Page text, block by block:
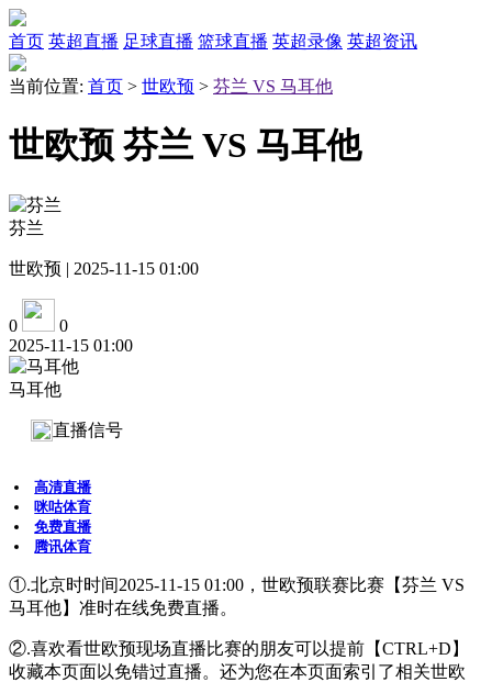
首页 英超直播 足球直播 篮球直播 英超录像 英超资讯
当前位置: 首页 > 世欧预 > 芬兰 VS 马耳他
世欧预 芬兰 VS 马耳他
芬兰
世欧预 | 2025-11-15 01:00
0
0
2025-11-15 01:00
马耳他
直播信号
高清直播
咪咕体育
免费直播
腾讯体育
①.北京时时间2025-11-15 01:00，世欧预联赛比赛【芬兰 VS
马耳他】准时在线免费直播。
②.喜欢看世欧预现场直播比赛的朋友可以提前【CTRL+D】
收藏本页面以免错过直播。还为您在本页面索引了相关世欧